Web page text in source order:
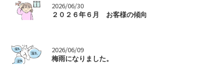
> 2026/06/30
２０２６年６月 お客様の傾向
> 2026/06/09
梅雨になりました。